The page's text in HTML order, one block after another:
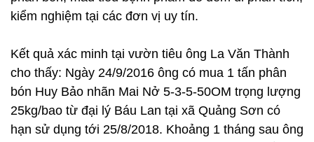
kiểm nghiệm tại các đơn vị uy tín.
Kết quả xác minh tại vườn tiêu ông La Văn Thành
cho thấy: Ngày 24/9/2016 ông có mua 1 tấn phân
bón Huy Bảo nhãn Mai Nở 5-3-5-50OM trọng lượng
25kg/bao từ đại lý Báu Lan tại xã Quảng Sơn có
hạn sử dụng tới 25/8/2018. Khoảng 1 tháng sau ông